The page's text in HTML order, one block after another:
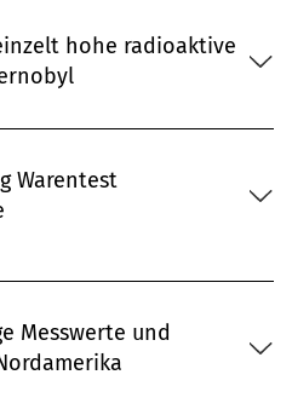
hohe radioaktive
Warentest
Messwerte und